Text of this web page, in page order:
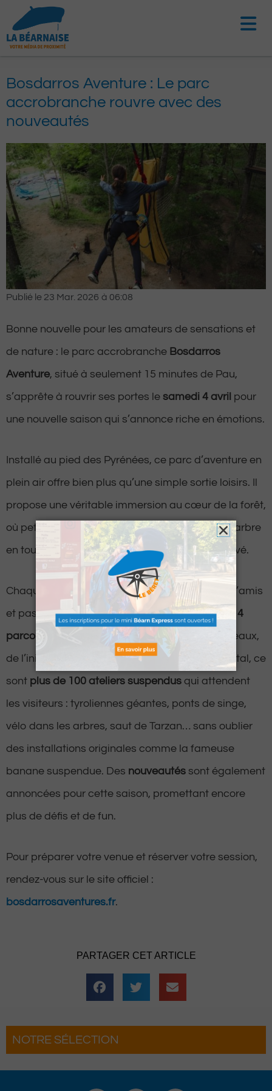
contenu
Bosdarros Aventure : Le parc
accrobranche rouvre avec des
nouveautés
Publié le 23 Mar. 2026 à 06:08
Bonne nouvelle pour les amateurs de sensations et
de nature : le parc accrobranche Bosdarros
Aventure, situé à seulement 15 minutes de Pau,
s’apprête à rouvrir ses portes le samedi 4 avril pour
une nouvelle saison qui s’annonce riche en émotions.
Installé au pied des Pyrénées, ce parc d’aventure en
plein air offre bien plus qu’une simple sortie loisirs. Il
propose une véritable immersion au cœur de la forêt,
où petits et grands peuvent évoluer d’arbre en arbre
en toute sécurité, dans un cadre naturel préservé.
Chaque année, le site attire familles, groupes d’amis
et passionnés d’activités outdoor grâce à ses
14
parcours accrobranche adaptés à tous les niveaux,
de l’initiation aux circuits les plus sportifs. Au total, ce
sont plus de 100 ateliers suspendus qui attendent
les visiteurs : tyroliennes géantes, ponts de singe,
vélo dans les arbres, saut de Tarzan… sans oublier
des installations originales comme la fameuse
banane suspendue. Des nouveautés sont également
annoncées pour cette saison, promettant encore
plus de défis et de fun.
Pour préparer votre venue et réserver votre session,
rendez-vous sur le site officiel :
bosdarrosaventures.fr.
PARTAGER CET ARTICLE
NOTRE SÉLECTION
grand retourHestiv’Òc : Les férias
grand retour à Pau